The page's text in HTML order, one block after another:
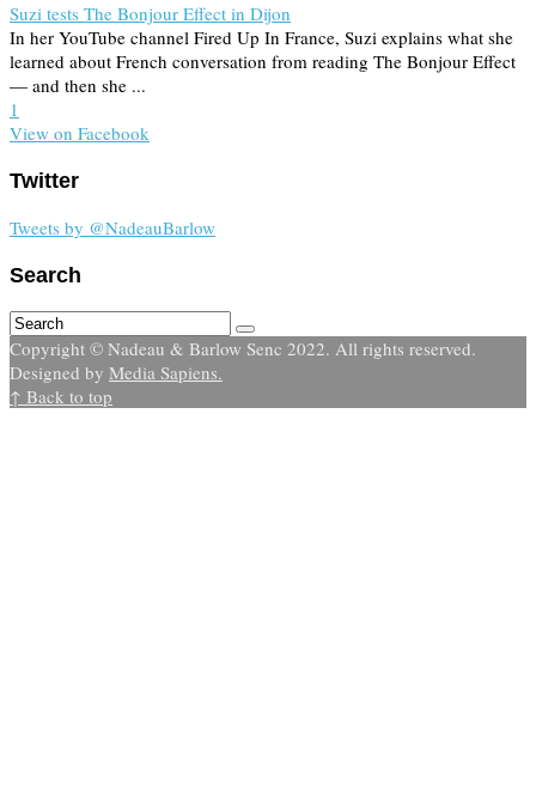
Suzi tests The Bonjour Effect in Dijon
In her YouTube channel Fired Up In France, Suzi explains what she
learned about French conversation from reading The Bonjour Effect
— and then she ...
1
View on Facebook
Twitter
Tweets by @NadeauBarlow
Search
Copyright © Nadeau & Barlow Senc 2022. All rights reserved.
Designed by Media Sapiens.
↑ Back to top